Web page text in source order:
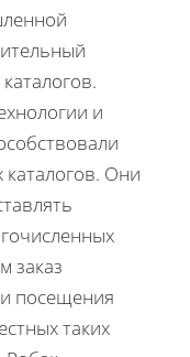
и
Они
заказ
посещения
таких